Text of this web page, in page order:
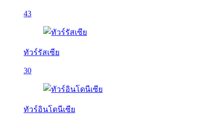
43
ทัวร์รัสเซีย
30
ทัวร์อินโดนีเซีย